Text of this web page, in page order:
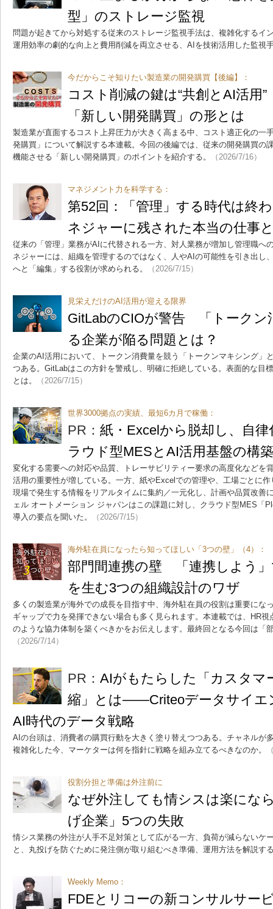
型」のストレージ監視
問題が起きてから対処する従来のストレージ監視手法は、複雑化するイ
運用効率の劇的な向上と費用削減を両立させる、AIを技術活用した監視
今だからこそ知りたい製造業の開発購買【後編】：
コスト削減の鍵は“共創とAI活
「新しい開発購買」の形とは
製造業が直面するコスト上昇圧力が大きく高まる中、コスト適正化の一
発購買」について解説する本連載。今回の後編では、従来の開発購買の
機能させる「新しい開発購買」のポイントを紹介する。
（2026/7/16）
マネジメント力を科学する：
第52回：「管理」する時代は終
ネジャーに残された本当の仕事
従来の「管理」業務がAIに代替される一方、対人業務が増加し管理職へ
ネジャーには、組織を管理するのではなく、人やAIの可能性を引き出し
へと「編集」する役割が求められる。
（2026/7/15）
見栄えだけのAI活用が迎える限界
GitLabのCIOが警告 「トークン
る企業が陥る問題とは？
企業のAI活用において、トークン消費量を競う「トークンマキシング」
つある。GitLabはこの方針を警戒し、明確に拒絶している。表面的な目
とは。
（2026/7/15）
世界3000拠点の実績、最短6カ月で稼働：
PR： 紙・Excelから脱却し、自
ラウド型MESとAI活用基盤の構築
変化する需要への対応や品質、トレーサビリティー要求の高度化などを
活用の重要性が増している。一方、紙やExcelでの管理や、工場ごとに
現場で発生する情報をリアルタイムに集約／一元化し、計画や品質改善
ェル オートメーション ジャパンはこの課題に対し、クラウド型MES「
導入の要点を聞いた。
（2026/7/15）
海外駐在員になったら知ってほしい「3つの壁」（4）：
部門間連携の壁 「連携しよう
を生む3つの組織設計のワザ
多くの製造業が海外での成長を目指す中、海外駐在員の役割は重要にな
ギャップで力を発揮できない場合も多く見られます。本連載では、HR
のような協力体制を築くべきかをお伝えします。最終回となる今回は「
（2026/7/14）
PR： AIがもたらした「カスタマ
縮」とは――Criteoデータサイエ
AI時代のデータ戦略
AIの台頭は、消費者の購買行動を大きく塗り替えつつある。チャネルが
複雑化した今、マーケターは何を指針に戦略を組み立てるべきなのか。
役割分担と準備は外注前に
なぜ外注しても情シスは楽にな
げ企業」5つの失敗
情シス業務の外注が人手不足対策として広がる一方、負荷が減らないケ
と、丸投げを防ぐために発注側が取り組むべき準備、運用方法を解説す
Weekly Memo：
FDEとリコーの新コンサルサー